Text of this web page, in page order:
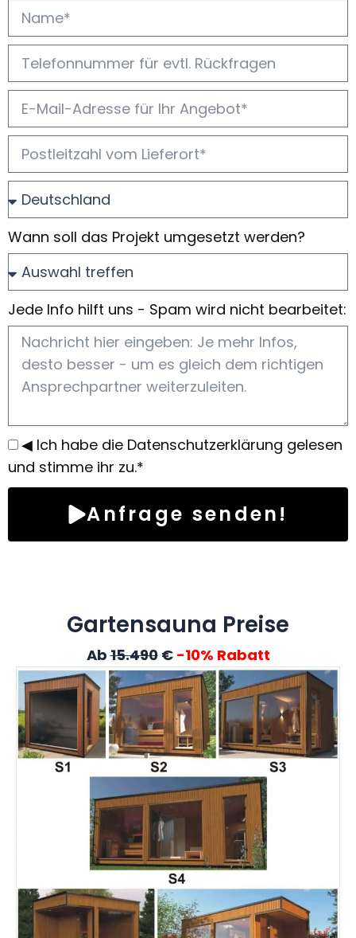
Wann soll das Projekt umgesetzt werden?
Jede Info hilft uns - Spam wird nicht bearbeitet:
◀ Ich habe die Datenschutzerklärung gelesen
und stimme ihr zu.*
Anfrage senden!
Gartensauna Preise
Ab15.490€ -10% Rabatt